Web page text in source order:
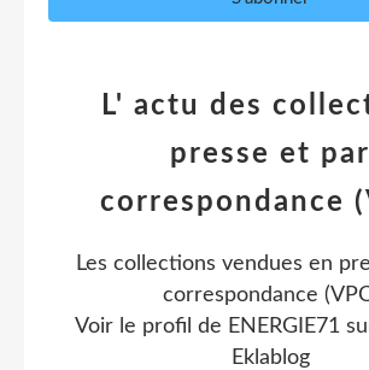
L' actu des
presse et par
correspondance
Les collections vendues en
correspondance
Voir le profil de ENERGIE71
Eklablog